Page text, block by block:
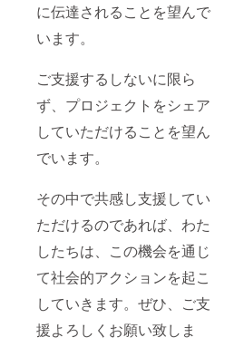
に伝達されることを望んで
います。
ご支援するしないに限ら
ず、プロジェクトをシェア
していただけることを望ん
でいます。
その中で共感し支援してい
ただけるのであれば、わた
したちは、この機会を通じ
て社会的アクションを起こ
していきます。ぜひ、ご支
援よろしくお願い致しま